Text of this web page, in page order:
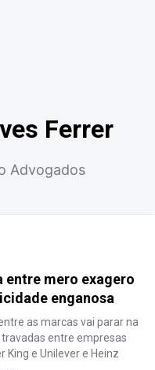
Ferrer
Advogados
mero exagero
enganosa
as marcas vai parar na
entre empresas
King e Unilever e Heinz